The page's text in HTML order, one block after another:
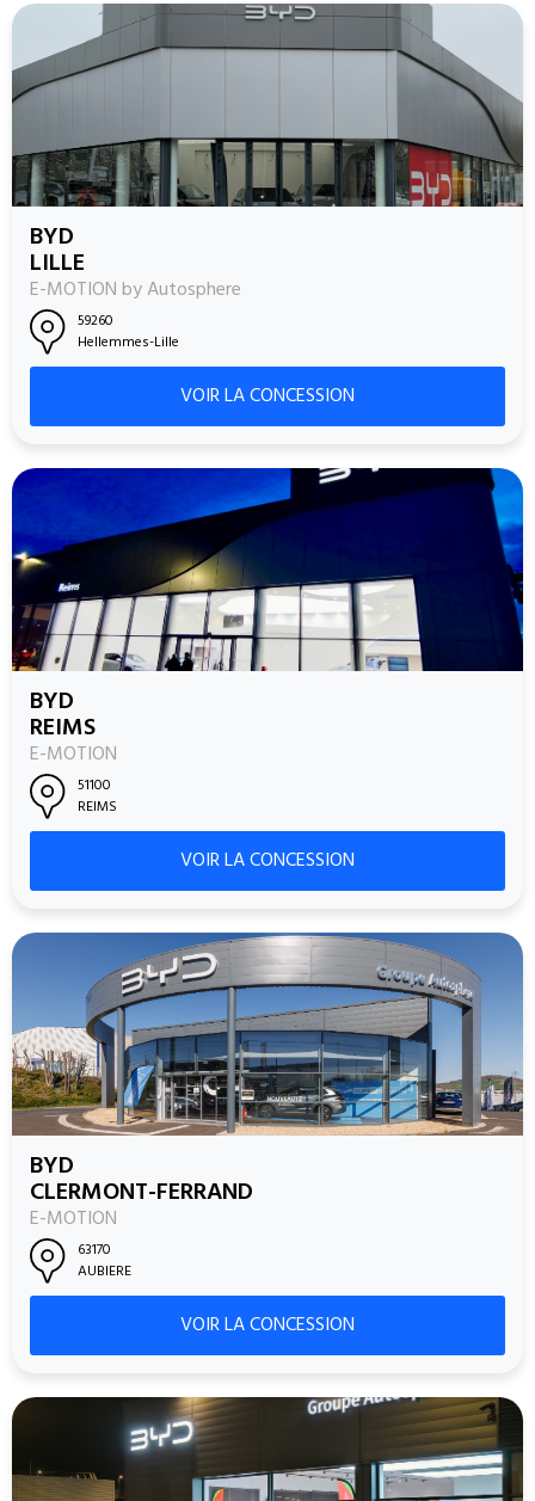
BYD
LILLE
E-MOTION by Autosphere
59260
Hellemmes-Lille
VOIR LA CONCESSION
BYD
REIMS
E-MOTION
51100
REIMS
VOIR LA CONCESSION
BYD
CLERMONT-FERRAND
E-MOTION
63170
AUBIERE
VOIR LA CONCESSION